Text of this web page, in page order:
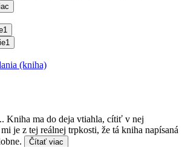
1
1
(kniha)
Kniha ma do deja vtiahla, cítiť v nej
je z tej reálnej trpkosti, že tá kniha napísaná
Čítať viac